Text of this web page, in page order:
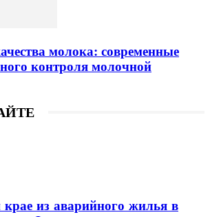
молока: современные
контроля молочной
из аварийного жилья в